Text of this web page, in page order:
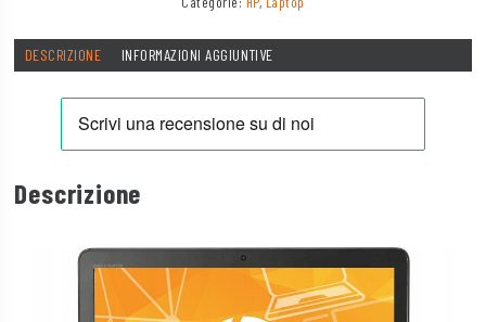
DESCRIZIONE INFORMAZIONI AGGIUNTIVE
Descrizione